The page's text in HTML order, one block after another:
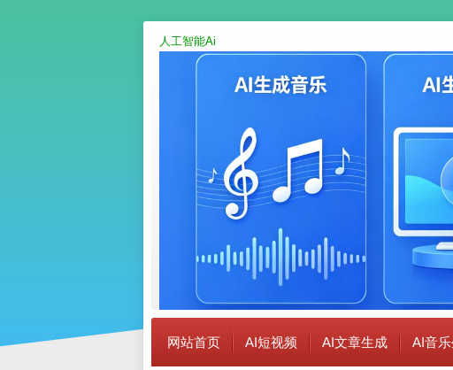
人工智能Ai
网站首页 AI短视频 AI文章生成 AI音